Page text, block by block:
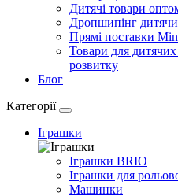
Дитячі товари
Дропшипінг
Прямі поставки
Товари для дитячих
розвитку
Блог
Категорії
Іграшки
Іграшки BRIO
Іграшки для
Машинки